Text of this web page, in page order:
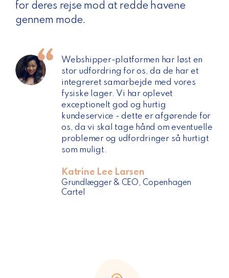
for deres rejse mod at redde havene
gennem mode.
Webshipper-platformen har løst en
stor udfordring for os, da de har et
integreret samarbejde med vores
fysiske lager. Vi har oplevet
exceptionelt god og hurtig
kundeservice - dette er afgørende for
os, da vi skal tage hånd om eventuelle
problemer og udfordringer så hurtigt
som muligt.
Katrine Lee Larsen
Grundlægger & CEO, Copenhagen
Cartel